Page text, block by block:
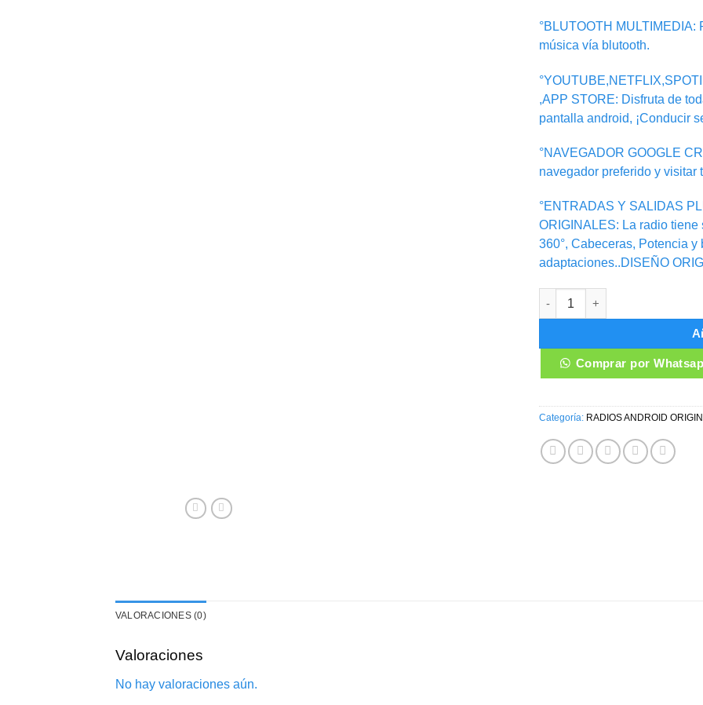
°BLUTOOTH
música vía blutooth.
,APP STORE: Disfruta de
pantalla android, ¡Conducir
°NAVEGADOR GOOGLE
navegador preferido y visitar
°ENTRADAS Y SALIDAS
ORIGINALES: La radio
360°, Cabeceras, Potencia
adaptaciones..DISEÑO
RADIO ANDROID SOUEAST
Comprar por
Categoría: RADIOS ANDROID
VALORACIONES (0)
Valoraciones
No hay valoraciones aún.